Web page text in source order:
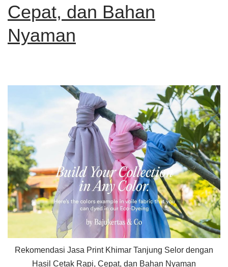
Cepat, dan Bahan
Nyaman
Rekomendasi Jasa Print Khimar Tanjung Selor dengan
Hasil Cetak Rapi, Cepat, dan Bahan Nyaman